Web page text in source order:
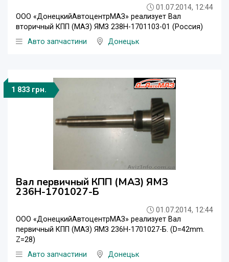
01.07.2014, 12:44
ООО «ДонецкийАвтоцентрМАЗ» реализует Вал
вторичный КПП (МАЗ) ЯМЗ 238Н-1701103-01 (Россия)
Авто запчастини
Донецьк
1 833 грн.
Вал первичный КПП (МАЗ) ЯМЗ
236Н-1701027-Б
01.07.2014, 12:44
ООО «ДонецкийАвтоцентрМАЗ» реализует Вал
первичный КПП (МАЗ) ЯМЗ 236Н-1701027-Б. (D=42mm.
Z=28)
Авто запчастини
Донецьк